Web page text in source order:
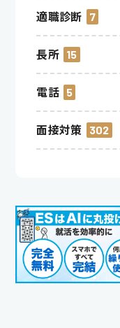
適職診断 7
長所 15
電話 5
面接対策 302